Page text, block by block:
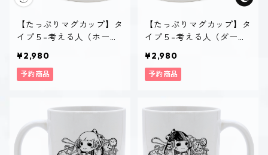
【たっぷりマグカップ】タ
イプ５-考える人（ホーリ
¥2,980
予約商品
【たっぷりマグカップ】タ
イプ５-考える人（ダー
¥2,980
予約商品